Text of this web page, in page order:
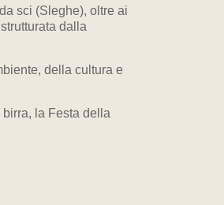
sci (Sleghe), oltre ai
dalla
della cultura e
la Festa della